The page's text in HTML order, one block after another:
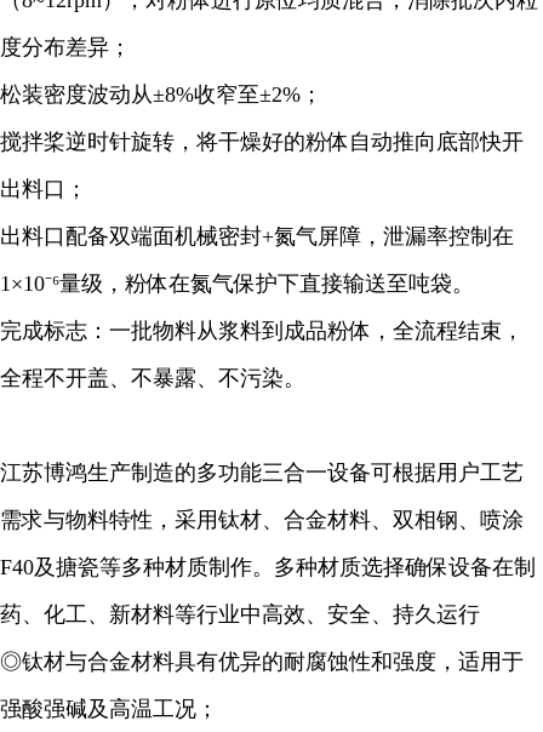
度分布差异；
松装密度波动从±8%收窄至±2%；
搅拌桨逆时针旋转，将干燥好的粉体自动推向底部快开
出料口；
出料口配备双端面机械密封+氮气屏障，泄漏率控制在
1×10⁻⁶量级，粉体在氮气保护下直接输送至吨袋。
完成标志：一批物料从浆料到成品粉体，全流程结束，
全程不开盖、不暴露、不污染。
江苏博鸿生产制造的多功能三合一设备可根据用户工艺
需求与物料特性，采用钛材、合金材料、双相钢、喷涂
F40及搪瓷等多种材质制作。多种材质选择确保设备在制
药、化工、新材料等行业中高效、安全、持久运行
◎钛材与合金材料具有优异的耐腐蚀性和强度，适用于
强酸强碱及高温工况；